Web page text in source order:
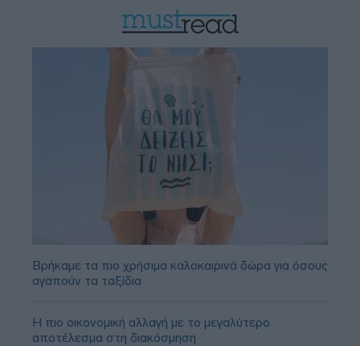
Βρήκαμε τα πιο χρήσιμα καλοκαιρινά δώρα για όσους
αγαπούν τα ταξίδια
Η πιο οικονομική αλλαγή με το μεγαλύτερο
αποτέλεσμα στη διακόσμηση